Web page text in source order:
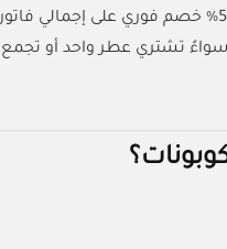
سواءً تشتري عطر واحد أو